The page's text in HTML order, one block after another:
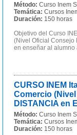
Método: Curso Inem
Temática: Cursos
Duración: 150 horas
Objetivo del Curso
(Nivel Oficial Consejo
en enseñar al alumno
CURSO INEM
Comercio
DISTANCIA en
Método: Curso Inem
Temática: Cursos
Duración: 150 horas